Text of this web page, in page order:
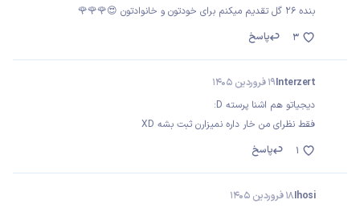
بنده ۲۶ گل تقدیم میکنم برای خودتون و خانوادتون 😍🌹🌹🌹
پاسخ
3
Interzert19 فروردین 1405
دیجیاتو هم اشنا پرسته D:
فقط نظرای من خار داره نمیزارن ثبت بشه XD
پاسخ
1
Ihosi18 فروردین 1405